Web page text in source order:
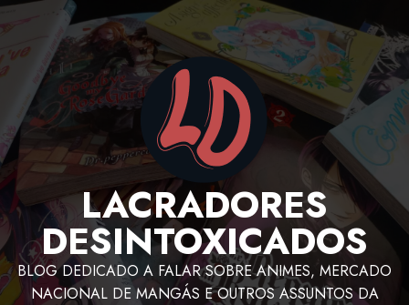
LACRADORES
DESINTOXICADOS
BLOG DEDICADO A FALAR SOBRE ANIMES, MERCADO
NACIONAL DE MANGÁS E OUTROS ASSUNTOS DA